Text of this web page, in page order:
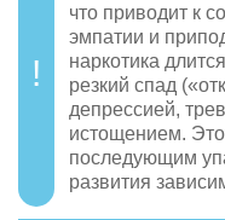
что приводит к
эмпатии и
наркотика
резкий спад
депрессией,
истощением.
последующим
развития